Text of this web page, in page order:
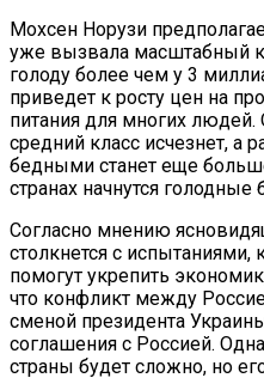
Мохсен Норузи
уже вызвала масштабный
голоду более чем у 3
приведет к росту цен на
питания для многих
средний класс исчезнет,
бедными станет еще
странах начнутся
Согласно мнению
столкнется с
помогут укрепить
что конфликт между
сменой президента
соглашения с Россией.
страны будет сложно, но